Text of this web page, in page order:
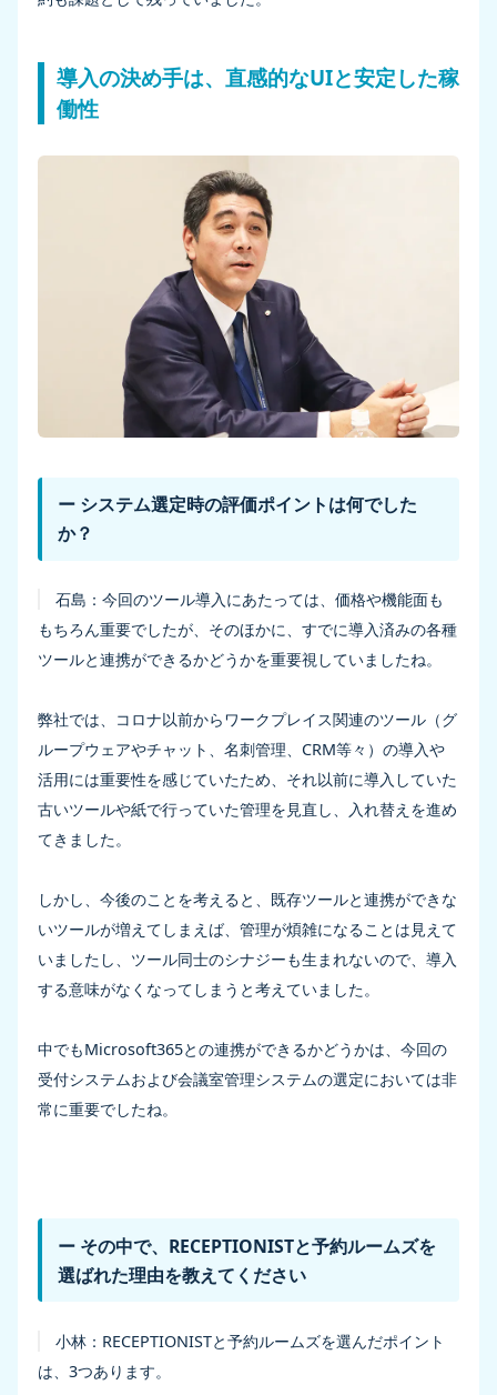
導入の決め手は、直感的なUIと安定した稼
働性
ー システム選定時の評価ポイントは何でした
か？
石島：今回のツール導入にあたっては、価格や機能面も
もちろん重要でしたが、そのほかに、すでに導入済みの各種
ツールと連携ができるかどうかを重要視していましたね。
弊社では、コロナ以前からワークプレイス関連のツール（グ
ループウェアやチャット、名刺管理、CRM等々）の導入や
活用には重要性を感じていたため、それ以前に導入していた
古いツールや紙で行っていた管理を見直し、入れ替えを進め
てきました。
しかし、今後のことを考えると、既存ツールと連携ができな
いツールが増えてしまえば、管理が煩雑になることは見えて
いましたし、ツール同士のシナジーも生まれないので、導入
する意味がなくなってしまうと考えていました。
中でもMicrosoft365との連携ができるかどうかは、今回の
受付システムおよび会議室管理システムの選定においては非
常に重要でしたね。
ー その中で、RECEPTIONISTと予約ルームズを
選ばれた理由を教えてください
小林： RECEPTIONISTと予約ルームズを選んだポイント
は、3つあります。